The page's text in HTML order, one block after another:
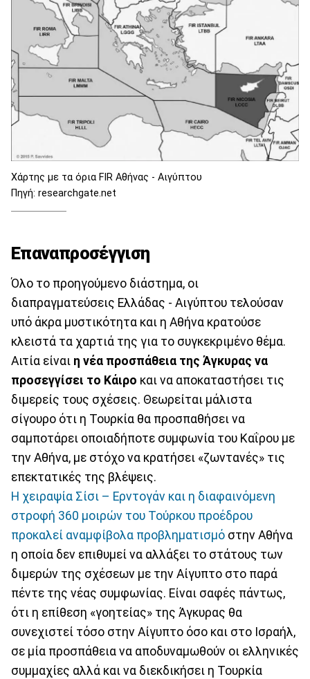
Χάρτης με τα όρια FIR Αθήνας - Αιγύπτου
Πηγή: researchgate.net
Επαναπροσέγγιση
Όλο το προηγούμενο διάστημα, οι
διαπραγματεύσεις Ελλάδας - Αιγύπτου τελούσαν
υπό άκρα μυστικότητα και η Αθήνα κρατούσε
κλειστά τα χαρτιά της για το συγκεκριμένο θέμα.
Αιτία είναι η νέα προσπάθεια της Άγκυρας να
προσεγγίσει το Κάιρο και να αποκαταστήσει τις
διμερείς τους σχέσεις. Θεωρείται μάλιστα
σίγουρο ότι η Τουρκία θα προσπαθήσει να
σαμποτάρει οποιαδήποτε συμφωνία του Καΐρου με
την Αθήνα, με στόχο να κρατήσει «ζωντανές» τις
επεκτατικές της βλέψεις.
Η χειραψία Σίσι – Ερντογάν και η διαφαινόμενη
στροφή 360 μοιρών του Τούρκου προέδρου
προκαλεί αναμφίβολα προβληματισμό στην Αθήνα
η οποία δεν επιθυμεί να αλλάξει το στάτους των
διμερών της σχέσεων με την Αίγυπτο στο παρά
πέντε της νέας συμφωνίας. Είναι σαφές πάντως,
ότι η επίθεση «γοητείας» της Άγκυρας θα
συνεχιστεί τόσο στην Αίγυπτο όσο και στο Ισραήλ,
σε μία προσπάθεια να αποδυναμωθούν οι ελληνικές
συμμαχίες αλλά και να διεκδικήσει η Τουρκία